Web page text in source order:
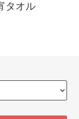
タオル